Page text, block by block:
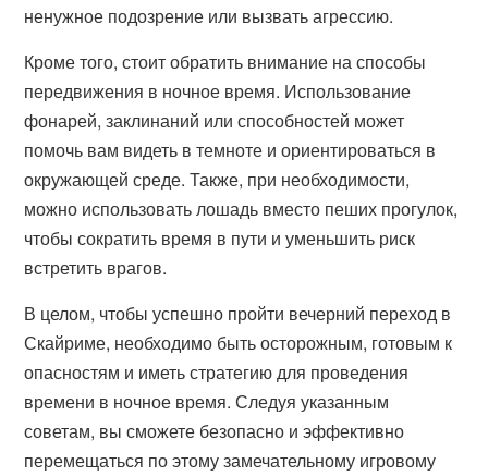
ненужное подозрение или вызвать агрессию.
Кроме того, стоит обратить внимание на способы
передвижения в ночное время. Использование
фонарей, заклинаний или способностей может
помочь вам видеть в темноте и ориентироваться в
окружающей среде. Также, при необходимости,
можно использовать лошадь вместо пеших прогулок,
чтобы сократить время в пути и уменьшить риск
встретить врагов.
В целом, чтобы успешно пройти вечерний переход в
Скайриме, необходимо быть осторожным, готовым к
опасностям и иметь стратегию для проведения
времени в ночное время. Следуя указанным
советам, вы сможете безопасно и эффективно
перемещаться по этому замечательному игровому